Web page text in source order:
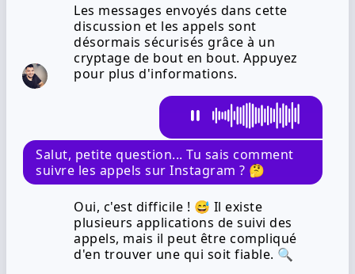
Les messages envoyés dans cette
discussion et les appels sont
désormais sécurisés grâce à un
cryptage de bout en bout. Appuyez
pour plus d'informations.
Salut, petite question... Tu sais comment
suivre les appels sur Instagram ? 🤔
Oui, c'est difficile ! 😅 Il existe
plusieurs applications de suivi des
appels, mais il peut être compliqué
d'en trouver une qui soit fiable. 🔍